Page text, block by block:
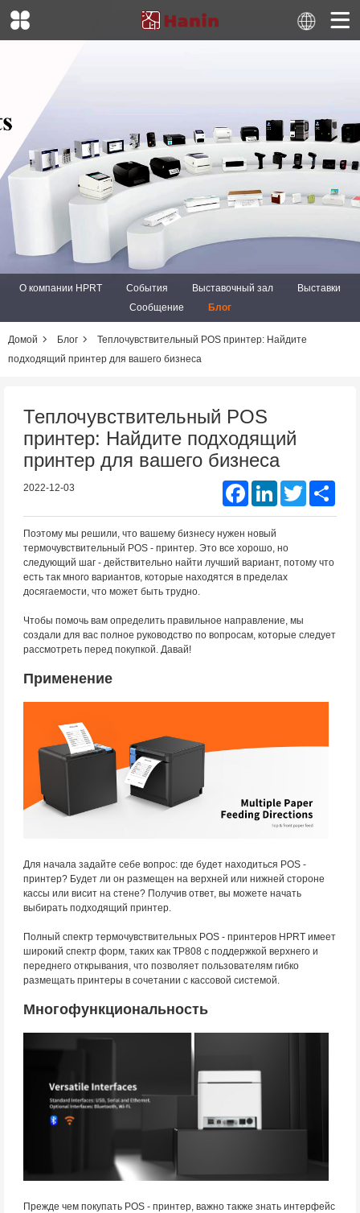
О компании HPRT События Выставочный зал
Выставки
Сообщение
Блог
Домой Блог
Теплочувствительный POS принтер: Найдите
подходящий принтер для вашего бизнеса
Теплочувствительный POS
принтер: Найдите подходящий
принтер для вашего бизнеса
2022-12-03 FacebookLinkedIn Twitter
Поэтому мы решили, что вашему бизнесу нужен новый
термочувствительный POS - принтер. Это все хорошо, но
следующий шаг - действительно найти лучший вариант, потому что
есть так много вариантов, которые находятся в пределах
досягаемости, что может быть трудно.
Чтобы помочь вам определить правильное направление, мы
создали для вас полное руководство по вопросам, которые следует
рассмотреть перед покупкой. Давай!
Применение
Для начала задайте себе вопрос: где будет находиться POS -
принтер? Будет ли он размещен на верхней или нижней стороне
кассы или висит на стене? Получив ответ, вы можете начать
выбирать подходящий принтер.
Полный спектр термочувствительных POS - принтеров HPRT имеет
широкий спектр форм, таких как TP808 с поддержкой верхнего и
переднего открывания, что позволяет пользователям гибко
размещать принтеры в сочетании с кассовой системой.
Многофункциональность
Прежде чем покупать POS - принтер, важно также знать интерфейс